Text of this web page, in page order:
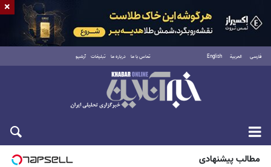
فارسی العربية English تماس با ما درباره ما تبلیغات آرشیو
شنبه ۱۷ مرداد ۱۴۰۵
مطالب پیشنهادی
×